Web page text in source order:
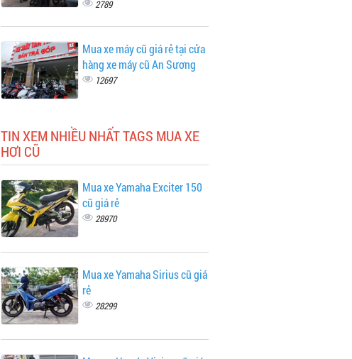
2789
Mua xe máy cũ giá rẻ tại cửa
hàng xe máy cũ An Sương
12697
TIN XEM NHIỀU NHẤT TAGS MUA XE
HƠI CŨ
Mua xe Yamaha Exciter 150
cũ giá rẻ
28970
Mua xe Yamaha Sirius cũ giá
rẻ
28299